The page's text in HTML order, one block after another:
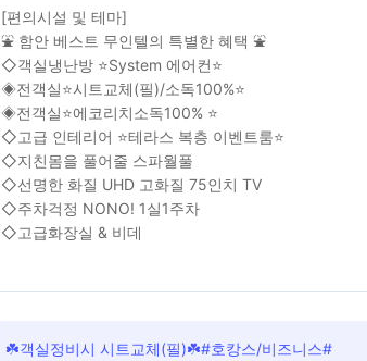
[편의시설 및 테마]
⛲ 함안 베스트 무인텔의 특별한 혜택 ⛲
◇객실냉난방 ⭐System 에어컨⭐
◈전객실⭐시트교체(필)/소독100%⭐
◈전객실⭐에코리치소독100% ⭐
◇고급 인테리어 ⭐테라스 복층 이벤트룸⭐
◇지친몸을 풀어줄 스파월풀
◇선명한 화질 UHD 고화질 75인치 TV
◇주차걱정 NONO! 1실1주차
◇고급화장실 & 비데
☘️객실정비시 시트교체(필)☘️#호캉스/비즈니스#